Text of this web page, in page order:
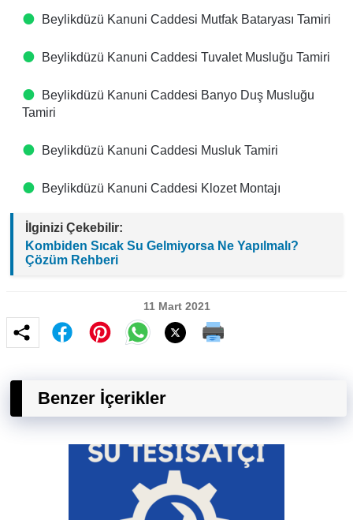
Beylikdüzü Kanuni Caddesi Mutfak Bataryası Tamiri
Beylikdüzü Kanuni Caddesi Tuvalet Musluğu Tamiri
Beylikdüzü Kanuni Caddesi Banyo Duş Musluğu
Tamiri
Beylikdüzü Kanuni Caddesi Musluk Tamiri
Beylikdüzü Kanuni Caddesi Klozet Montajı
İlginizi Çekebilir:
Kombiden Sıcak Su Gelmiyorsa Ne Yapılmalı?
Çözüm Rehberi
11 Mart 2021
Benzer İçerikler